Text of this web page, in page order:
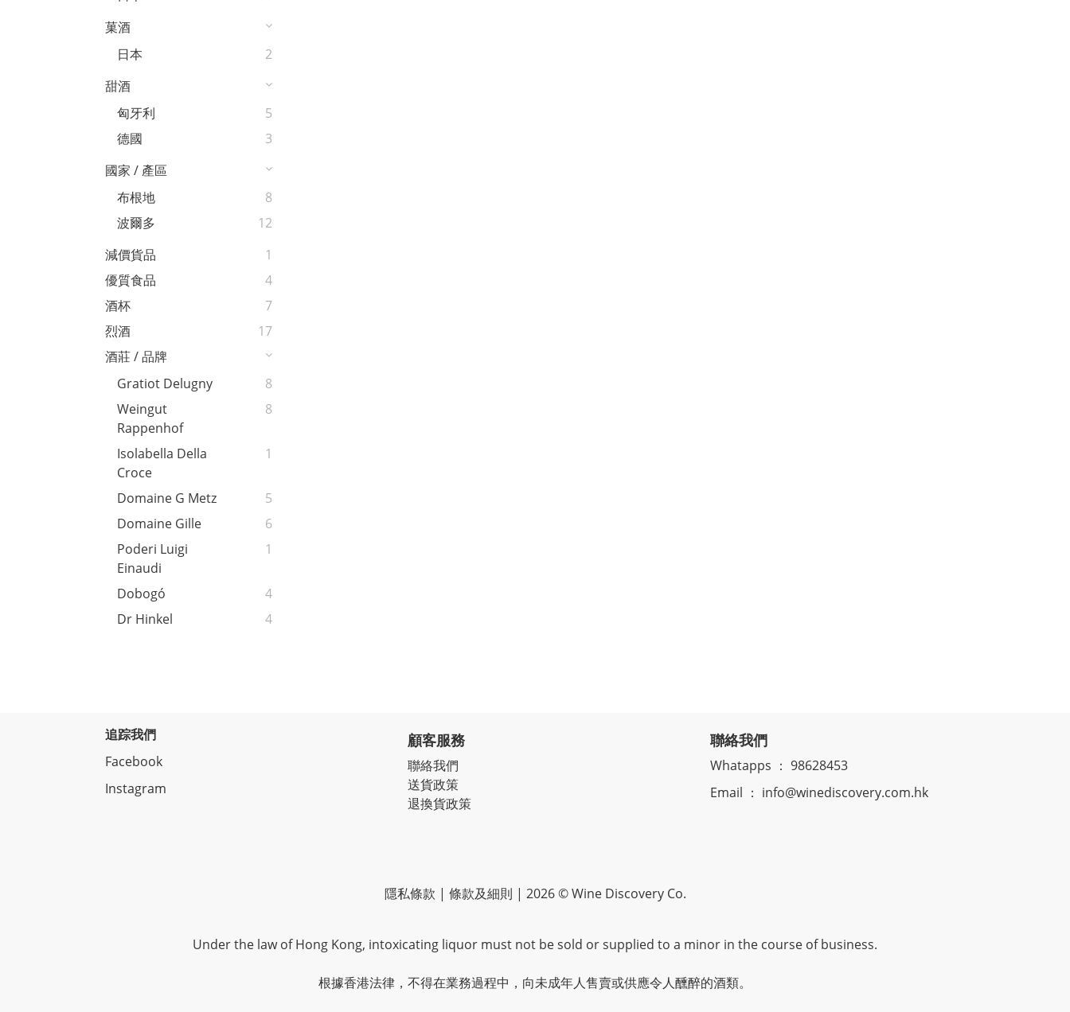
菓酒
日本
2
甜酒
匈牙利
5
德國
3
國家 / 產區
布根地
8
波爾多
12
減價貨品
1
優質食品
4
酒杯
7
烈酒
17
酒莊 / 品牌
Gratiot Delugny
8
Weingut
Rappenhof
8
Isolabella Della
Croce
1
Domaine G Metz
5
Domaine Gille
6
Poderi Luigi
Einaudi
1
Dobogó
4
Dr Hinkel
4
追踪我們
Facebook
Instagram
顧客服務
聯絡我們
送貨政策
退換貨政策
聯絡我們
Whatapps ： 98628453
Email ： info@winediscovery.com.hk
隱私條款 | 條款及細則 | 2026 © Wine Discovery Co.
Under the law of Hong Kong, intoxicating liquor must not be sold or supplied to a minor in the course of business.
根據香港法律，不得在業務過程中，向未成年人售賣或供應令人醺醉的酒類。